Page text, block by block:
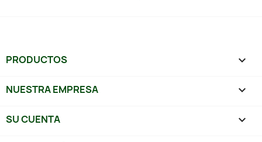
PRODUCTOS 
NUESTRA EMPRESA 
SU CUENTA 